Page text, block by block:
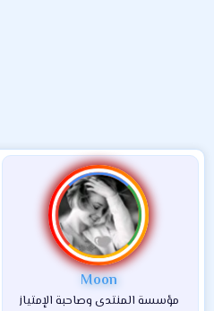
Moon
مؤسسة المنتدى وصاحبة الإمتياز